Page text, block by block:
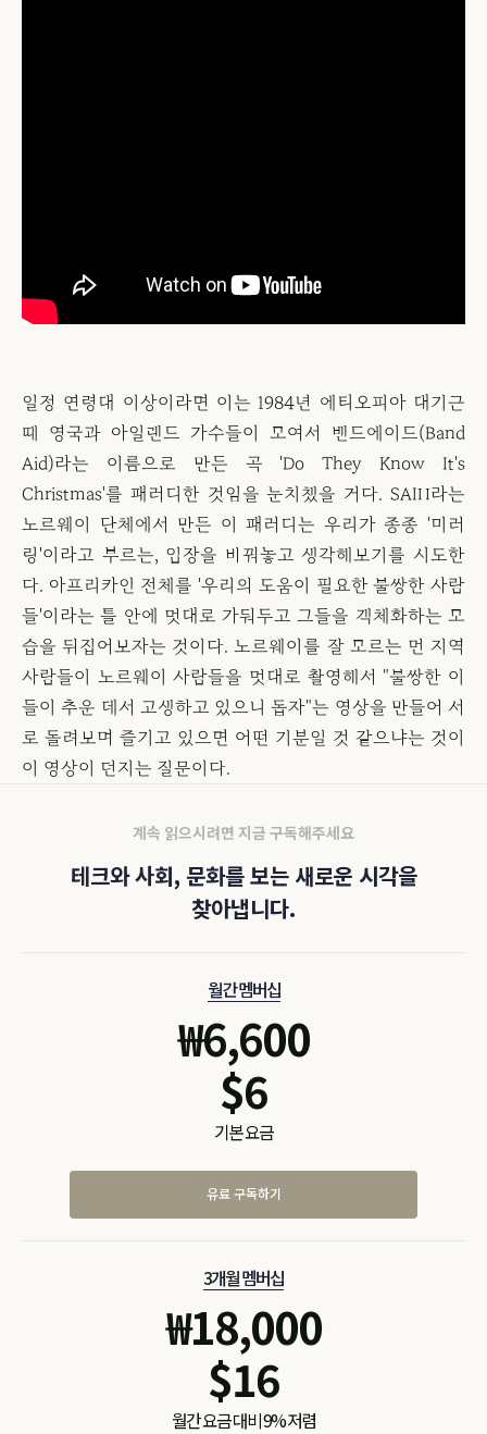
일정 연령대 이상이라면 이는 1984년 에티오피아 대기근
때 영국과 아일랜드 가수들이 모여서 밴드에이드(Band
Aid)라는 이름으로 만든 곡 'Do They Know It's
Christmas'를 패러디한 것임을 눈치챘을 거다. SAIH라는
노르웨이 단체에서 만든 이 패러디는 우리가 종종 '미러
링'이라고 부르는, 입장을 바꿔놓고 생각해보기를 시도한
다. 아프리카인 전체를 '우리의 도움이 필요한 불쌍한 사람
들'이라는 틀 안에 멋대로 가둬두고 그들을 객체화하는 모
습을 뒤집어보자는 것이다. 노르웨이를 잘 모르는 먼 지역
사람들이 노르웨이 사람들을 멋대로 촬영해서 "불쌍한 이
들이 추운 데서 고생하고 있으니 돕자"는 영상을 만들어 서
로 돌려보며 즐기고 있으면 어떤 기분일 것 같으냐는 것이
이 영상이 던지는 질문이다.
계속 읽으시려면 지금 구독해주세요
테크와 사회, 문화를 보는 새로운 시각을
찾아냅니다.
월간 멤버십
₩6,600
$6
기본 요금
유료 구독하기
3개월 멤버십
₩18,000
$16
월간 요금 대비 9% 저렴